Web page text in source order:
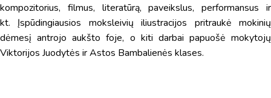
kompozitorius, filmus, literatūrą, paveikslus, performansus ir
kt.Įspūdingiausios moksleivių iliustracijos pritraukė mokinių
dėmesį antrojo aukšto foje, o kiti darbai papuošė mokytojų
Viktorijos Juodytės ir Astos Bambalienės klases.